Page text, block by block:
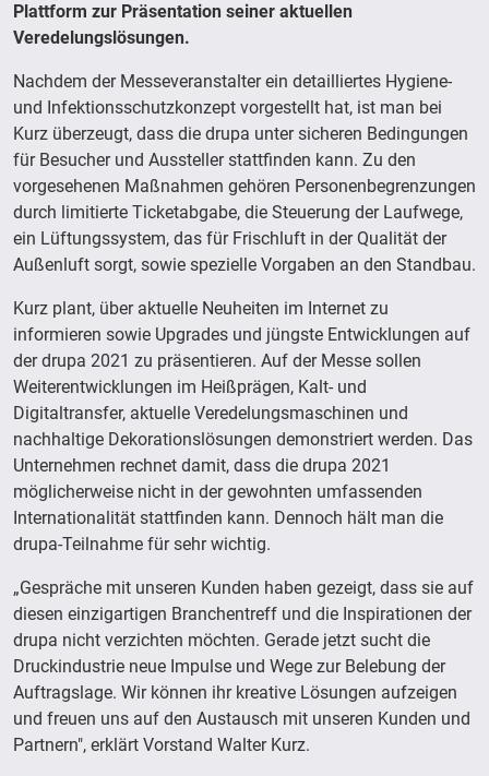
Plattform zur Präsentation seiner aktuellen
Veredelungslösungen.
Nachdem der Messeveranstalter ein detailliertes Hygiene-
und Infektionsschutzkonzept vorgestellt hat, ist man bei
Kurz überzeugt, dass die drupa unter sicheren Bedingungen
für Besucher und Aussteller stattfinden kann. Zu den
vorgesehenen Maßnahmen gehören Personenbegrenzungen
durch limitierte Ticketabgabe, die Steuerung der Laufwege,
ein Lüftungssystem, das für Frischluft in der Qualität der
Außenluft sorgt, sowie spezielle Vorgaben an den Standbau.
Kurz plant, über aktuelle Neuheiten im Internet zu
informieren sowie Upgrades und jüngste Entwicklungen auf
der drupa 2021 zu präsentieren. Auf der Messe sollen
Weiterentwicklungen im Heißprägen, Kalt- und
Digitaltransfer, aktuelle Veredelungsmaschinen und
nachhaltige Dekorationslösungen demonstriert werden. Das
Unternehmen rechnet damit, dass die drupa 2021
möglicherweise nicht in der gewohnten umfassenden
Internationalität stattfinden kann. Dennoch hält man die
drupa-Teilnahme für sehr wichtig.
„Gespräche mit unseren Kunden haben gezeigt, dass sie auf
diesen einzigartigen Branchentreff und die Inspirationen der
drupa nicht verzichten möchten. Gerade jetzt sucht die
Druckindustrie neue Impulse und Wege zur Belebung der
Auftragslage. Wir können ihr kreative Lösungen aufzeigen
und freuen uns auf den Austausch mit unseren Kunden und
Partnern", erklärt Vorstand Walter Kurz.